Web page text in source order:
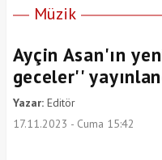
Müzik
Ayçin Asan'ın
geceler''
Yazar:Editör
17.11.2023 - Cuma 15:42